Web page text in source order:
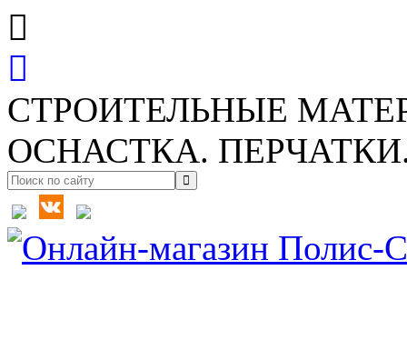
СТРОИТЕЛЬНЫЕ
ОСНАСТКА.